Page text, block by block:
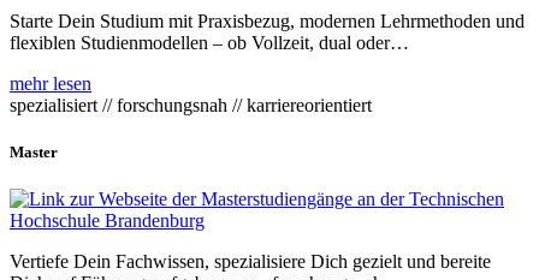
Starte Dein Studium mit Praxisbezug, modernen Lehrmethoden und
flexiblen Studienmodellen – ob Vollzeit, dual oder…
mehr lesen
spezialisiert // forschungsnah // karriereorientiert
Master
Vertiefe Dein Fachwissen, spezialisiere Dich gezielt und bereite